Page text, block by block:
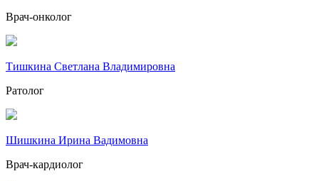
Врач-онколог
Тишкина Светлана Владимировна
Ратолог
Шишкина Ирина Вадимовна
Врач-кардиолог